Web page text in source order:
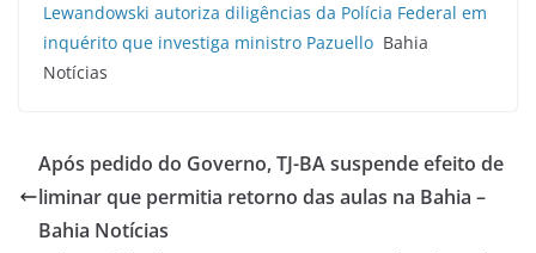
Lewandowski autoriza diligências da Polícia Federal em
inquérito que investiga ministro Pazuello Bahia
Notícias
Após pedido do Governo, TJ-BA suspende efeito de
liminar que permitia retorno das aulas na Bahia –
Bahia Notícias